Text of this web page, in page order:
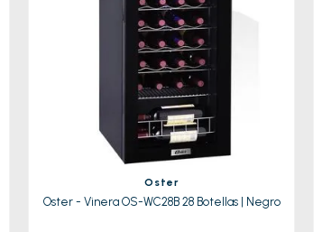
Oster
Oster - Vinera OS-WC28B 28 Botellas | Negro